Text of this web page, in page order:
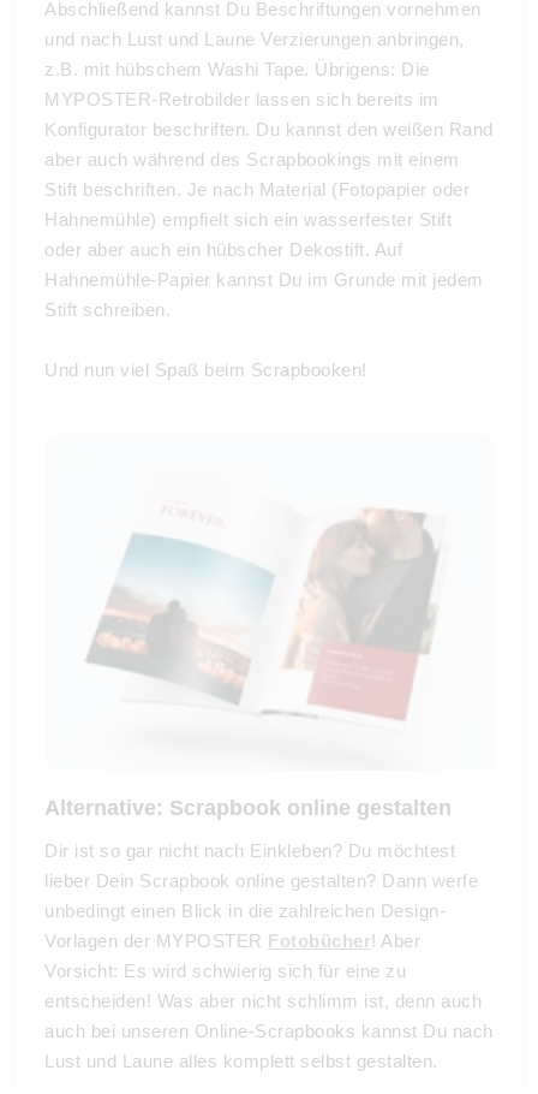
Abschließend kannst Du Beschriftungen vornehmen
und nach Lust und Laune Verzierungen anbringen,
z.B. mit hübschem Washi Tape. Übrigens: Die
MYPOSTER-Retrobilder lassen sich bereits im
Konfigurator beschriften. Du kannst den weißen Rand
aber auch während des Scrapbookings mit einem
Stift beschriften. Je nach Material (Fotopapier oder
Hahnemühle) empfielt sich ein wasserfester Stift
oder aber auch ein hübscher Dekostift. Auf
Hahnemühle-Papier kannst Du im Grunde mit jedem
Stift schreiben.
Und nun viel Spaß beim Scrapbooken!
Alternative: Scrapbook online gestalten
Dir ist so gar nicht nach Einkleben? Du möchtest
lieber Dein Scrapbook online gestalten? Dann werfe
unbedingt einen Blick in die zahlreichen Design-
Vorlagen der MYPOSTER Fotobücher! Aber
Vorsicht: Es wird schwierig sich für eine zu
entscheiden! Was aber nicht schlimm ist, denn auch
auch bei unseren Online-Scrapbooks kannst Du nach
Lust und Laune alles komplett selbst gestalten.